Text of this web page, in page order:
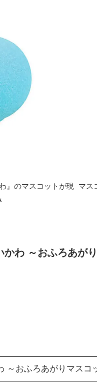
』のマスコットが現
マス
かわ ～おふろあが
～おふろあがりマス